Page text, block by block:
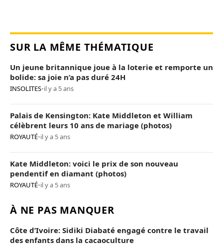
SUR LA MÊME THÉMATIQUE
Un jeune britannique joue à la loterie et remporte un
bolide: sa joie n’a pas duré 24H
INSOLITES•il y a 5 ans
Palais de Kensington: Kate Middleton et William
célèbrent leurs 10 ans de mariage (photos)
ROYAUTÉ•il y a 5 ans
Kate Middleton: voici le prix de son nouveau
pendentif en diamant (photos)
ROYAUTÉ•il y a 5 ans
À NE PAS MANQUER
Côte d’Ivoire: Sidiki Diabaté engagé contre le travail
des enfants dans la cacaoculture